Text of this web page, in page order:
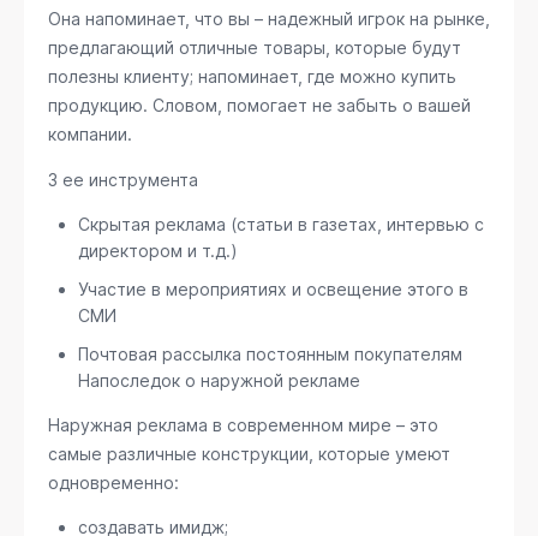
Она напоминает, что вы – надежный игрок на рынке,
предлагающий отличные товары, которые будут
полезны клиенту; напоминает, где можно купить
продукцию. Словом, помогает не забыть о вашей
компании.
3 ее инструмента
Скрытая реклама (статьи в газетах, интервью с
директором и т.д.)
Участие в мероприятиях и освещение этого в
СМИ
Почтовая рассылка постоянным покупателям
Напоследок о наружной рекламе
Наружная реклама в современном мире – это
самые различные конструкции, которые умеют
одновременно:
создавать имидж;